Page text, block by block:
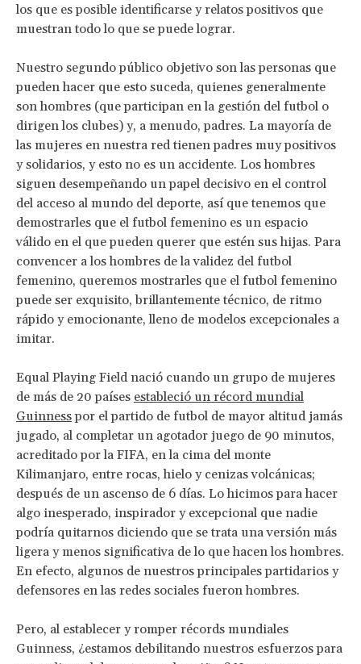
los que es posible identificarse y relatos positivos que
muestran todo lo que se puede lograr.
Nuestro segundo público objetivo son las personas que
pueden hacer que esto suceda, quienes generalmente
son hombres (que participan en la gestión del futbol o
dirigen los clubes) y, a menudo, padres. La mayoría de
las mujeres en nuestra red tienen padres muy positivos
y solidarios, y esto no es un accidente. Los hombres
siguen desempeñando un papel decisivo en el control
del acceso al mundo del deporte, así que tenemos que
demostrarles que el futbol femenino es un espacio
válido en el que pueden querer que estén sus hijas. Para
convencer a los hombres de la validez del futbol
femenino, queremos mostrarles que el futbol femenino
puede ser exquisito, brillantemente técnico, de ritmo
rápido y emocionante, lleno de modelos excepcionales a
imitar.
Equal Playing Field nació cuando un grupo de mujeres
de más de 20 países estableció un récord mundial
Guinnesspor el partido de futbol de mayor altitud jamás
jugado, al completar un agotador juego de 90 minutos,
acreditado por la FIFA, en la cima del monte
Kilimanjaro, entre rocas, hielo y cenizas volcánicas;
después de un ascenso de 6 días. Lo hicimos para hacer
algo inesperado, inspirador y excepcional que nadie
podría quitarnos diciendo que se trata una versión más
ligera y menos significativa de lo que hacen los hombres.
En efecto, algunos de nuestros principales partidarios y
defensores en las redes sociales fueron hombres.
Pero, al establecer y romper récords mundiales
Guinness, ¿estamos debilitando nuestros esfuerzos para